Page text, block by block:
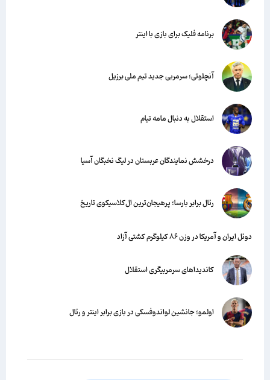
برنامه فلیک برای بازی با اینتر
آنچلوتی؛ سرمربی جدید تیم ملی برزیل
استقلال به دنبال مامه تیام
درخشش نمایندگان عربستان در لیگ نخبگان آسیا
رئال برابر بارسا؛ پرهیجان‌‌ترین ال‌کلاسیکوی تاریخ
دوئل ایران و آمریکا در وزن ۸۶ کیلوگرم کشتی آزاد
کاندیداهای سرمربیگری استقلال
اولمو؛ جانشین لواندوفسکی در بازی برابر اینتر و رئال